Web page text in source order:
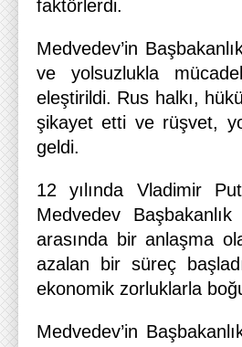
faktörlerdi.
Medvedev’in
ve yolsuzlukla
eleştirildi. Rus halkı,
şikayet etti ve rüşvet,
geldi.
12 yılında Vladimir
Medvedev
arasında bir anlaşma
azalan bir süreç
ekonomik zorluklarla
Medvedev’in